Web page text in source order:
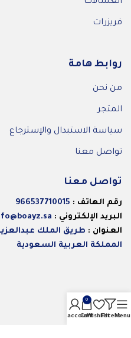
الغسالات
فريزرات
روابط هامة
من نحن
المتجر
سياسة الاستبدال والإسترجاع
تواصل معنا
تواصل معنا
رقم الهاتف : 966537710015
البريد الإلكتروني :
العنوان :
المملكة العربية السعودية
Menu
Filters
Wishlist
0
Cart
My account